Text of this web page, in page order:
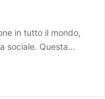
in tutto il mondo,
sociale. Questa…